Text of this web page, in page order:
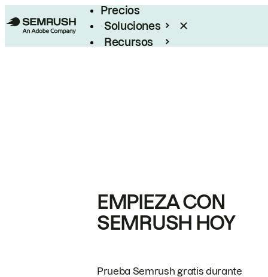
Precios
Soluciones
Recursos
EMPIEZA CON
SEMRUSH HOY
Prueba Semrush gratis durante